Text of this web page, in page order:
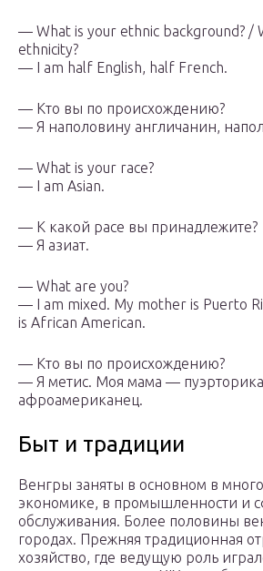
— What is your ethnic background? /
ethnicity?
— I am half English, half French.
— Кто вы по происхождению?
— Я наполовину англичанин,
— What is your race?
— I am Asian.
— К какой расе вы принадлежите?
— Я азиат.
— What are you?
— I am mixed. My mother is Puerto
is African American.
— Кто вы по происхождению?
— Я метис. Моя мама —
афроамериканец.
Быт и традиции
Венгры заняты в основном в
экономике, в промышленности и
обслуживания. Более половины
городах. Прежняя традиционная
хозяйство, где ведущую роль